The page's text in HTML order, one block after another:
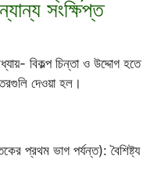
সংক্ষিপ্ত
বিকল্প চিন্তা ও উদ্দোগ হতে
দেওয়া হল।
প্রথম ভাগ পর্যন্ত): বৈশিষ্ট্য